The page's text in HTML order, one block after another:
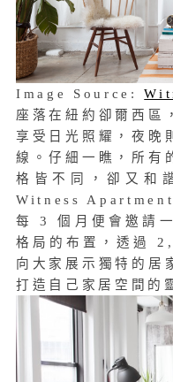
Image Source:
座落在紐約卻爾西區
享受日光照耀，夜晚
線。仔細一瞧，所有
格皆不同，卻又和
Witness Apartment
每 3 個月便會邀請
格局的布置，透過
向大家展示獨特的居
打造自己家居空間的